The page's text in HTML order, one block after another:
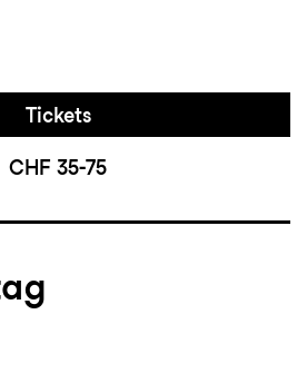
Tickets
CHF 35-75